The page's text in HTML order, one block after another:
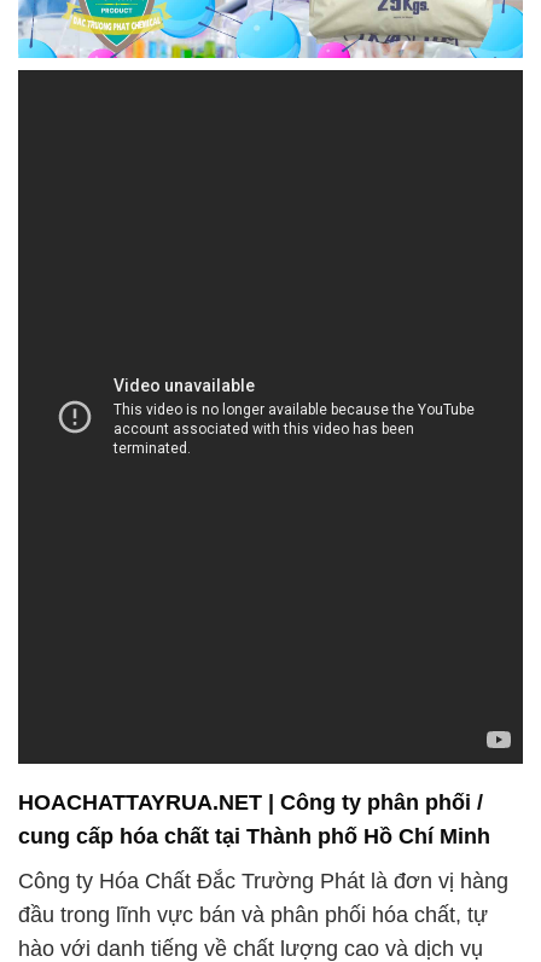
HOACHATTAYRUA.NET | Công ty phân phối /
cung cấp hóa chất tại Thành phố Hồ Chí Minh
Công ty Hóa Chất Đắc Trường Phát là đơn vị hàng
đầu trong lĩnh vực bán và phân phối hóa chất, tự
hào với danh tiếng về chất lượng cao và dịch vụ